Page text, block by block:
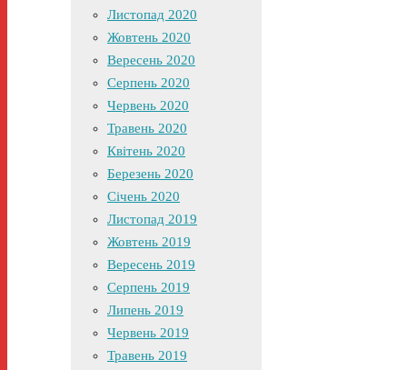
Листопад 2020
Жовтень 2020
Вересень 2020
Серпень 2020
Червень 2020
Травень 2020
Квітень 2020
Березень 2020
Січень 2020
Листопад 2019
Жовтень 2019
Вересень 2019
Серпень 2019
Липень 2019
Червень 2019
Травень 2019